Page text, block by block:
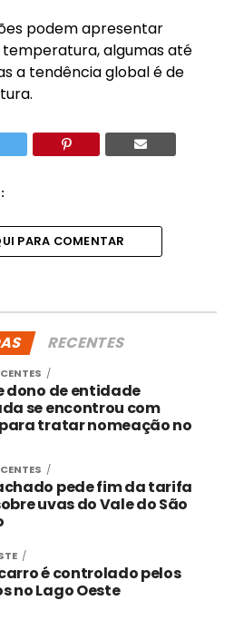
podem apresentar
algumas até
a tendência global é de
PARA COMENTAR
RECENTES
dono de entidade
se encontrou com
tratar nomeação no
pede fim da tarifa
uvas do Vale do São
é controlado pelos
no Lago Oeste